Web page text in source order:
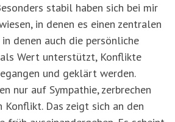
stabil haben sich bei mir
in denen es einen zentralen
denen auch die persönliche
Wert unterstützt, Konflikte
und geklärt werden.
nur auf Sympathie, zerbrechen
Das zeigt sich an den